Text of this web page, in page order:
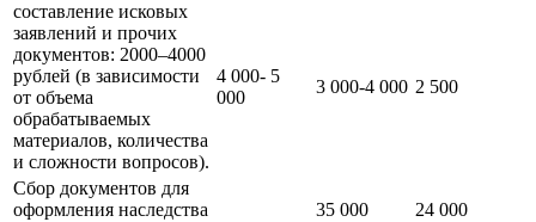
составление исковых
заявлений и прочих
документов: 2000–4000
рублей (в зависимости
от объема
обрабатываемых
материалов, количества
и сложности вопросов).
4 000- 5
000
3 000-4 000 2 500
Сбор документов для
оформления наследства
35 000 24 000